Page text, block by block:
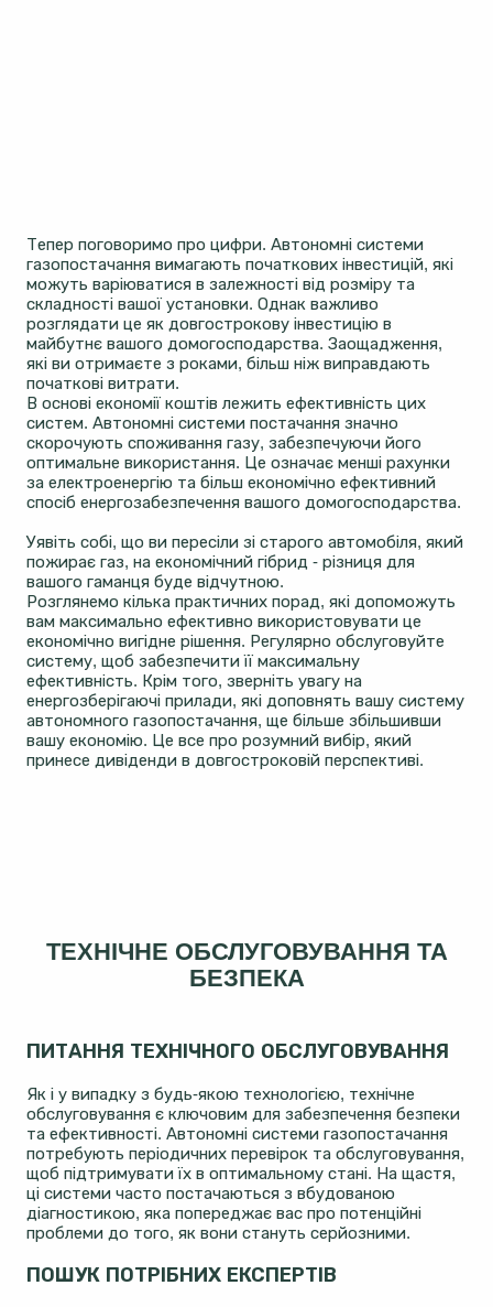
Тепер поговоримо про цифри. Автономні системи
газопостачання вимагають початкових інвестицій, які
можуть варіюватися в залежності від розміру та
складності вашої установки. Однак важливо
розглядати це як довгострокову інвестицію в
майбутнє вашого домогосподарства. Заощадження,
які ви отримаєте з роками, більш ніж виправдають
початкові витрати.
В основі економії коштів лежить ефективність цих
систем. Автономні системи постачання значно
скорочують споживання газу, забезпечуючи його
оптимальне використання. Це означає менші рахунки
за електроенергію та більш економічно ефективний
спосіб енергозабезпечення вашого домогосподарства.
Уявіть собі, що ви пересіли зі старого автомобіля, який
пожирає газ, на економічний гібрид - різниця для
вашого гаманця буде відчутною.
Розглянемо кілька практичних порад, які допоможуть
вам максимально ефективно використовувати це
економічно вигідне рішення. Регулярно обслуговуйте
систему, щоб забезпечити її максимальну
ефективність. Крім того, зверніть увагу на
енергозберігаючі прилади, які доповнять вашу систему
автономного газопостачання, ще більше збільшивши
вашу економію. Це все про розумний вибір, який
принесе дивіденди в довгостроковій перспективі.
ТЕХНІЧНЕ ОБСЛУГОВУВАННЯ ТА
БЕЗПЕКА
ПИТАННЯ ТЕХНІЧНОГО ОБСЛУГОВУВАННЯ
Як і у випадку з будь-якою технологією, технічне
обслуговування є ключовим для забезпечення безпеки
та ефективності. Автономні системи газопостачання
потребують періодичних перевірок та обслуговування,
щоб підтримувати їх в оптимальному стані. На щастя,
ці системи часто постачаються з вбудованою
діагностикою, яка попереджає вас про потенційні
проблеми до того, як вони стануть серйозними.
ПОШУК ПОТРІБНИХ ЕКСПЕРТІВ